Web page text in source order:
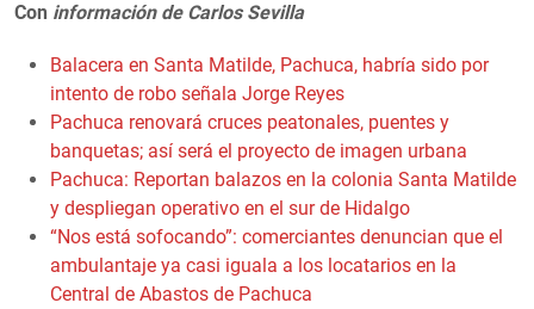
Con información de Carlos Sevilla
Balacera en Santa Matilde, Pachuca, habría sido por
intento de robo señala Jorge Reyes
Pachuca renovará cruces peatonales, puentes y
banquetas; así será el proyecto de imagen urbana
Pachuca: Reportan balazos en la colonia Santa Matilde
y despliegan operativo en el sur de Hidalgo
“Nos está sofocando”: comerciantes denuncian que el
ambulantaje ya casi iguala a los locatarios en la
Central de Abastos de Pachuca